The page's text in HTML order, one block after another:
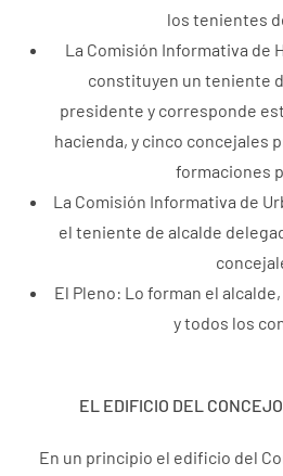
los tenientes
La Comisión Informativa de
constituyen un teniente
presidente y corresponde
hacienda, y cinco concejales
formaciones
La Comisión Informativa de
el teniente de alcalde
El Pleno: Lo forman el
y todos los
EL EDIFICIO DEL
En un principio el edificio del